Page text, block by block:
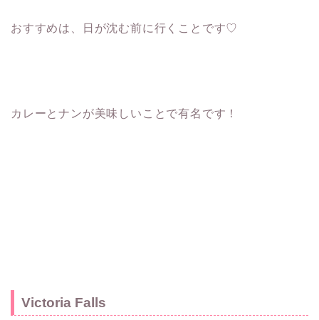
おすすめは、日が沈む前に行くことです♡
カレーとナンが美味しいことで有名です！
Victoria Falls